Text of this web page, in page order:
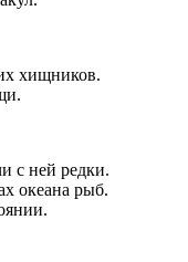
хищников.
с ней редки.
океана рыб.